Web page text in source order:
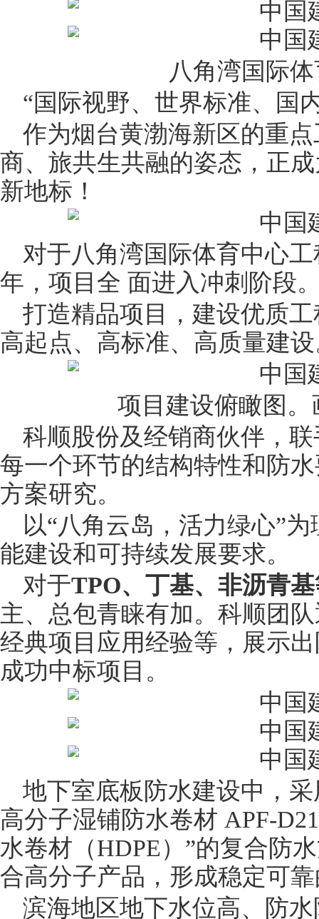
八角湾国际
“国际视野、世界标准、国
作为烟台黄渤海新区的重
商、旅共生共融的姿态，正
新地标！
对于八角湾国际体育中心
年，项目全 面进入冲刺阶段
打造精品项目，建设优质
高起点、高标准、高质量建
项目建设俯瞰图
科顺股份及经销商伙伴，
每一个环节的结构特性和防
方案研究。
以“八角云岛，活力绿心”
能建设和可持续发展要求。
对于TPO、丁基、非沥青
主、总包青睐有加。科顺团
经典项目应用经验等，展示
成功中标项目。
地下室底板防水建设中，采
高分子湿铺防水卷材 APF-
水卷材（HDPE）”的复合防
合高分子产品，形成稳定可
滨海地区地下水位高、防